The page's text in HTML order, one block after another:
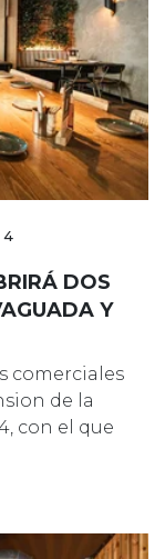
DOS
Y
comerciales
de la
con el que